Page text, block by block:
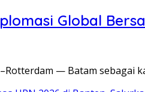
Global
— Batam